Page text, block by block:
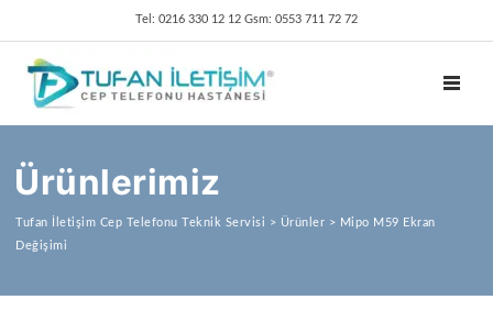
Tel: 0216 330 12 12 Gsm: 0553 711 72 72
Ürünlerimiz
Tufan İletişim Cep Telefonu Teknik Servisi > Ürünler > Mipo M59 Ekran
Değişimi